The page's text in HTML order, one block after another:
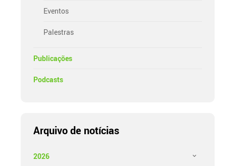
Eventos
Palestras
Publicações
Podcasts
Arquivo de notícias
2026